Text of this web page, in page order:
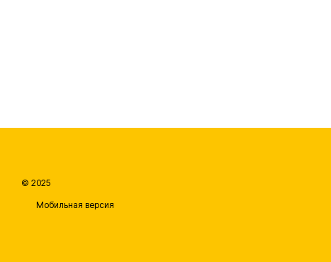
© 2025
Мобильная версия